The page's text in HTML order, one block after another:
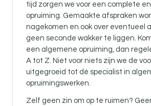
tijd zorgen we voor een complete
opruiming. Gemaakte afspraken
nagekomen en ook over eventueel
geen seconde wakker te liggen.
een algemene opruiming, dan
A tot Z. Niet voor niets zijn we de
uitgegroeid tot dé specialist in
opruimingswerken.
Zelf geen zin om op te ruimen?